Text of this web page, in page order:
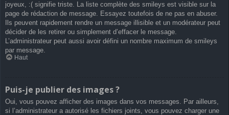
joyeux, :( signifie triste. La liste complète des smileys est visible sur la
page de rédaction de message. Essayez toutefois de ne pas en abuser.
Ils peuvent rapidement rendre un message illisible et un modérateur peut
décider de les retirer ou simplement d’effacer le message.
L’administrateur peut aussi avoir défini un nombre maximum de smileys
par message.
Haut
Puis-je publier des images ?
Oui, vous pouvez afficher des images dans vos messages. Par ailleurs,
si l’administrateur a autorisé les fichiers joints, vous pouvez charger une